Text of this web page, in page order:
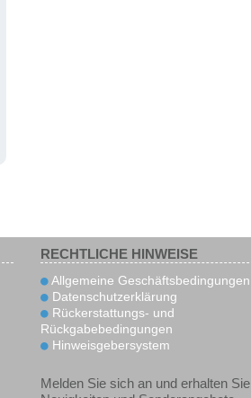
RECHTLICHE HINWEISE
Allgemeine Geschäftsbedingungen
Datenschutzerklärung
Rückerstattungs- und
Rückgabebedingungen
Hinweisgebersystem
Melden Sie sich an und erhalten Sie